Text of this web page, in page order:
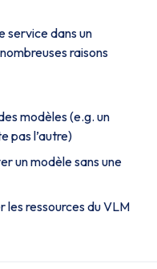
service dans un
raisons
modèles (e.g. un
pas l’autre)
un modèle sans une
les ressources du VLM